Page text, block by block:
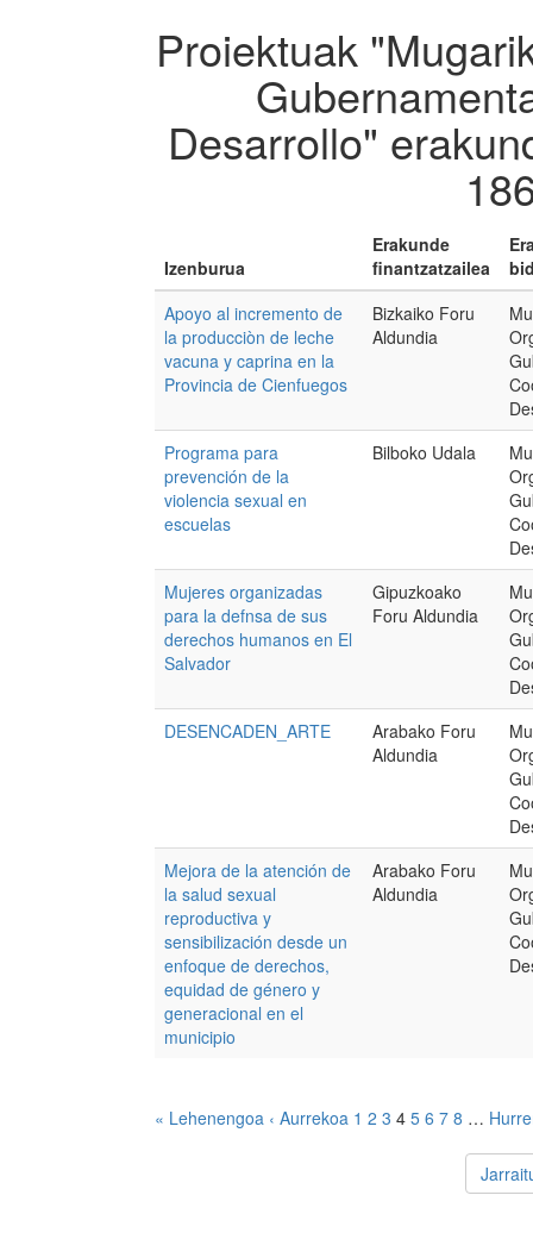
Proiektuak
Desarrollo"
Izenburua
Erakunde
finantzatzailea
Apoyo al incremento de
la producciòn de leche
vacuna y caprina en la
Provincia de Cienfuegos
Bizkaiko Foru
Aldundia
Programa para
prevención de la
violencia sexual en
escuelas
Bilboko Udala
Mujeres organizadas
para la defnsa de sus
derechos humanos en El
Salvador
Gipuzkoako
Foru Aldundia
DESENCADEN_ARTE
Arabako Foru
Aldundia
Mejora de la atención de
la salud sexual
reproductiva y
sensibilización desde un
enfoque de derechos,
equidad de género y
generacional en el
municipio
Arabako Foru
Aldundia
« Lehenengoa ‹ Aurrekoa 1 2 3 4 5 6 7 8 …